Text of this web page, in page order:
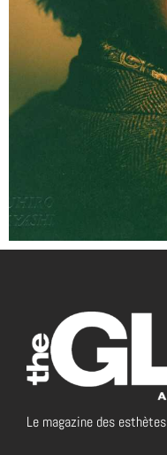
Le magazine des esthètes